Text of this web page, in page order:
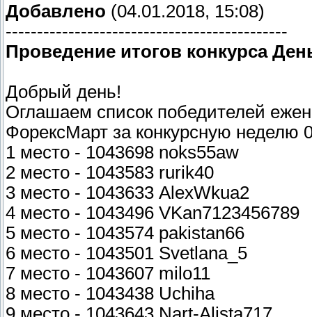
Добавлено (04.01.2018, 15:08)
---------------------------------------------
Проведение итогов конкурса
Добрый день!
Оглашаем список победителей
ФорексМарт за конкурсную неделю
1 место - 1043698 noks55aw
2 место - 1043583 rurik40
3 место - 1043633 AlexWkua2
4 место - 1043496 VKan7123456789
5 место - 1043574 pakistan66
6 место - 1043501 Svetlana_5
7 место - 1043607 milo11
8 место - 1043438 Uchiha